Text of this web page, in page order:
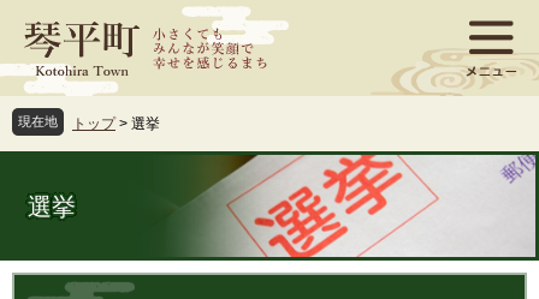
ジ
先
頭
ュ
を
飛
文
現在地 トップ > 選挙
選挙